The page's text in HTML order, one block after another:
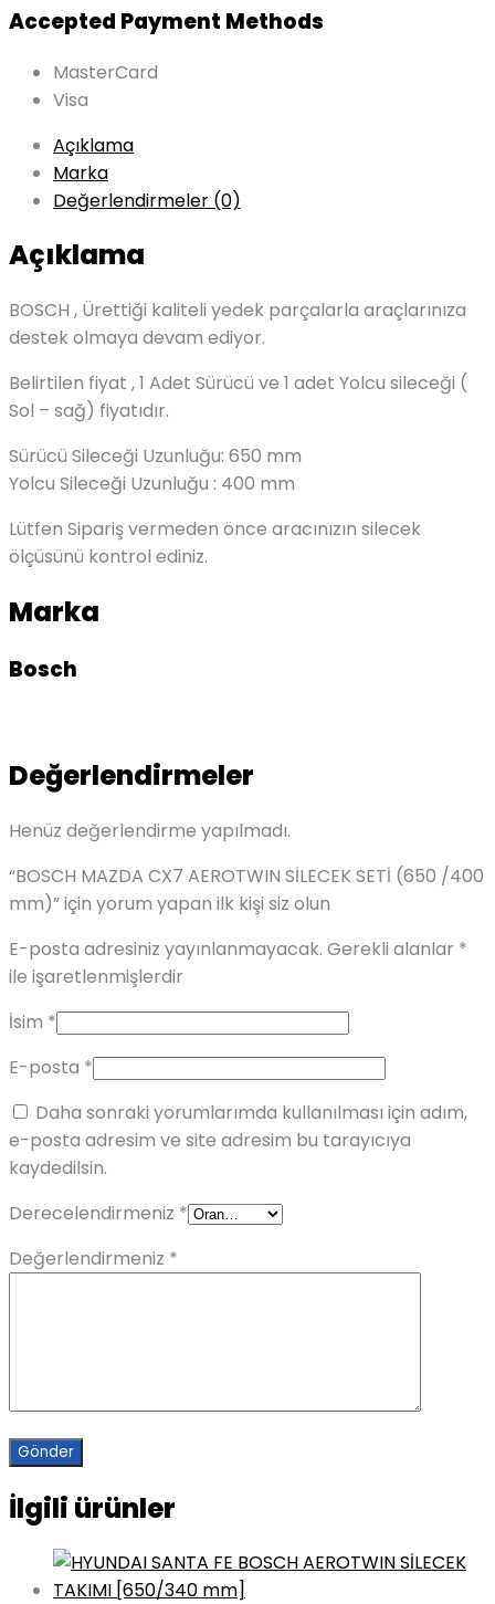
Accepted Payment Methods
MasterCard
Visa
Açıklama
Marka
Değerlendirmeler (0)
Açıklama
BOSCH , Ürettiği kaliteli yedek parçalarla araçlarınıza
destek olmaya devam ediyor.
Belirtilen fiyat , 1 Adet Sürücü ve 1 adet Yolcu sileceği (
Sol – sağ) fiyatıdır.
Sürücü Sileceği Uzunluğu: 650 mm
Yolcu Sileceği Uzunluğu : 400 mm
Lütfen Sipariş vermeden önce aracınızın silecek
ölçüsünü kontrol ediniz.
Marka
Bosch
Değerlendirmeler
Henüz değerlendirme yapılmadı.
“BOSCH MAZDA CX7 AEROTWIN SİLECEK SETİ (650 /400
mm)” için yorum yapan ilk kişi siz olun
E-posta adresiniz yayınlanmayacak. Gerekli alanlar *
ile işaretlenmişlerdir
İsim *
E-posta *
Daha sonraki yorumlarımda kullanılması için adım,
e-posta adresim ve site adresim bu tarayıcıya
kaydedilsin.
Derecelendirmeniz *
Değerlendirmeniz *
İlgili ürünler